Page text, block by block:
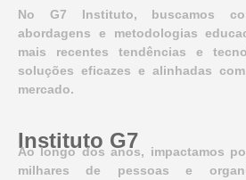
No G7 Instituto, buscamos
abordagens e metodologias
mais recentes tendências e
soluções eficazes e alinhadas
mercado.
Instituto G7
Ao longo dos anos, impactamos
milhares de pessoas e